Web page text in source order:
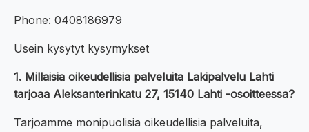
Phone: 0408186979
Usein kysytyt kysymykset
1. Millaisia oikeudellisia palveluita Lakipalvelu Lahti
tarjoaa Aleksanterinkatu 27, 15140 Lahti -osoitteessa?
Tarjoamme monipuolisia oikeudellisia palveluita,